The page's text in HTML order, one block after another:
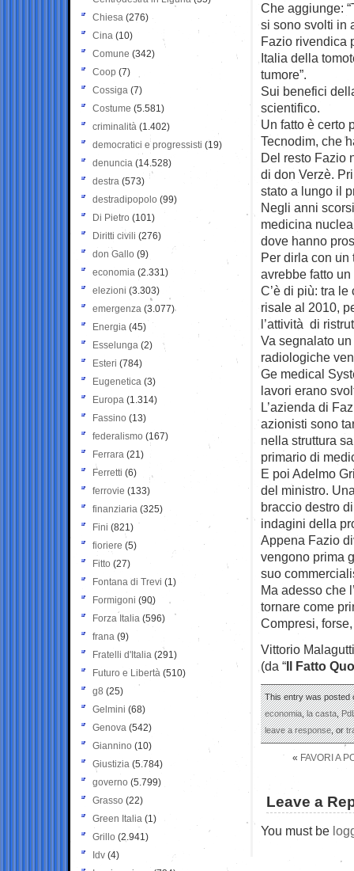
Che aggiunge:
si sono svolti in
Fazio rivendica
Italia della
tumore”.
Sui benefici
scientifico.
Un fatto è certo
Tecnodim, che
Del resto Fazio
di don Verzè.
stato a lungo il
Negli anni
medicina
dove hanno
Per dirla con un
avrebbe fatto
C’è di più: tra
risale al 2010,
l’attività di
Va segnalato
radiologiche
Ge medical
lavori erano
L’azienda di
azionisti sono
nella struttura
primario di
E poi Adelmo
del ministro.
braccio destro
indagini della
Appena Fazio
vengono prima
suo
Ma adesso che
tornare come
Compresi,
Vittorio Malagutti
(da “Il Fatto
This entry was posted
economia,la casta,
leave a response, or
« FAVORI A
Leave a
You must be
Chiesa (276)
Cina (10)
Comune (342)
Coop (7)
Cossiga (7)
Costume (5.581)
criminalità (1.402)
democratici e progressisti (19)
denuncia (14.528)
destra (573)
destradipopolo (99)
Di Pietro (101)
Diritti civili (276)
don Gallo (9)
economia (2.331)
elezioni (3.303)
emergenza (3.077)
Energia (45)
Esselunga (2)
Esteri (784)
Eugenetica (3)
Europa (1.314)
Fassino (13)
federalismo (167)
Ferrara (21)
Ferretti (6)
ferrovie (133)
finanziaria (325)
Fini (821)
fioriere (5)
Fitto (27)
Fontana di Trevi (1)
Formigoni (90)
Forza Italia (596)
frana (9)
Fratelli d'Italia (291)
Futuro e Libertà (510)
g8 (25)
Gelmini (68)
Genova (542)
Giannino (10)
Giustizia (5.784)
governo (5.799)
Grasso (22)
Green Italia (1)
Grillo (2.941)
Idv (4)